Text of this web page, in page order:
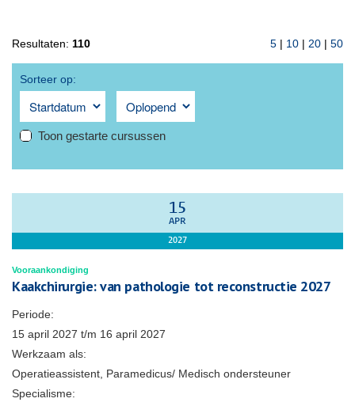
Resultaten: 110 5 | 10 | 20 | 50
Sorteer op:
Toon gestarte cursussen
15
APR
2027
Vooraankondiging
Kaakchirurgie: van pathologie tot reconstructie 2027
Periode:
15 april 2027 t/m 16 april 2027
Werkzaam als:
Operatieassistent, Paramedicus/ Medisch ondersteuner
Specialisme: